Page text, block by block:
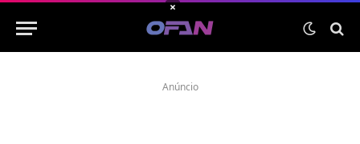
Anúncio
×